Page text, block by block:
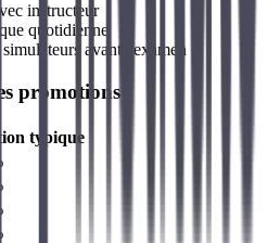
instructeur
quotidienne
avant l'examen
promotions
typique